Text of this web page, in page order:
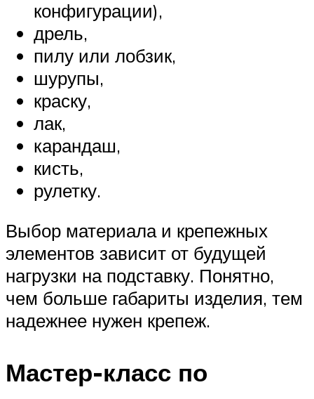
конфигурации),
дрель,
пилу или лобзик,
шурупы,
краску,
лак,
карандаш,
кисть,
рулетку.
Выбор материала и крепежных
элементов зависит от будущей
нагрузки на подставку. Понятно,
чем больше габариты изделия, тем
надежнее нужен крепеж.
Мастер-класс по